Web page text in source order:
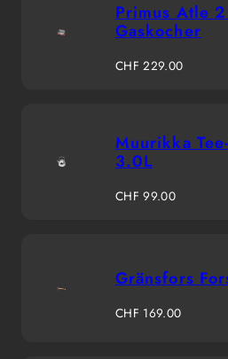
Primus Atle
Gaskocher
Regulärer
CHF 229.00
Muurikka
3.0L
Regulärer
CHF 99.00
Gränsfors
Regulärer
CHF 169.00